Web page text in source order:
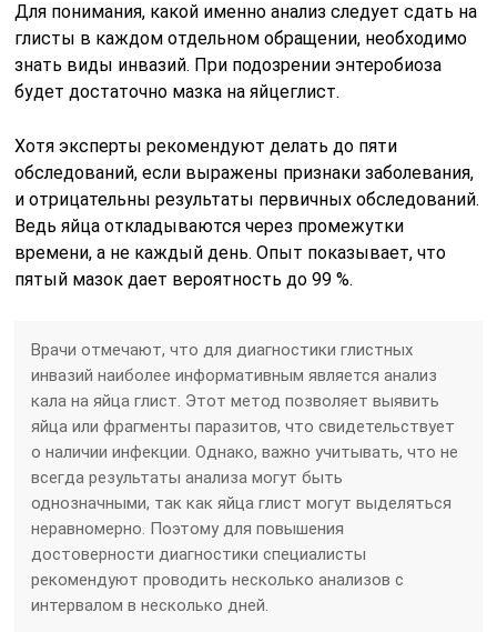
Для понимания, какой именно анализ следует сдать на
глисты в каждом отдельном обращении, необходимо
знать виды инвазий. При подозрении энтеробиоза
будет достаточно мазка на яйцеглист.
Хотя эксперты рекомендуют делать до пяти
обследований, если выражены признаки заболевания,
и отрицательны результаты первичных обследований.
Ведь яйца откладываются через промежутки
времени, а не каждый день. Опыт показывает, что
пятый мазок дает вероятность до 99 %.
Врачи отмечают, что для диагностики глистных
инвазий наиболее информативным является анализ
кала на яйца глист. Этот метод позволяет выявить
яйца или фрагменты паразитов, что свидетельствует
о наличии инфекции. Однако, важно учитывать, что не
всегда результаты анализа могут быть
однозначными, так как яйца глист могут выделяться
неравномерно. Поэтому для повышения
достоверности диагностики специалисты
рекомендуют проводить несколько анализов с
интервалом в несколько дней.